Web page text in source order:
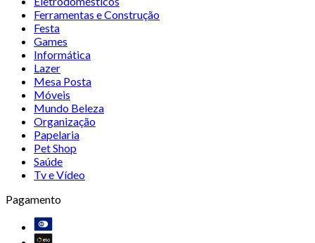
Ferramentas e Construção
Festa
Games
Informática
Lazer
Mesa Posta
Móveis
Mundo Beleza
Organização
Papelaria
Pet Shop
Saúde
Tv e Vídeo
Pagamento